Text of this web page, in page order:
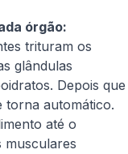
órgão:
trituram os
glândulas
Depois que
torna automático.
até o
musculares